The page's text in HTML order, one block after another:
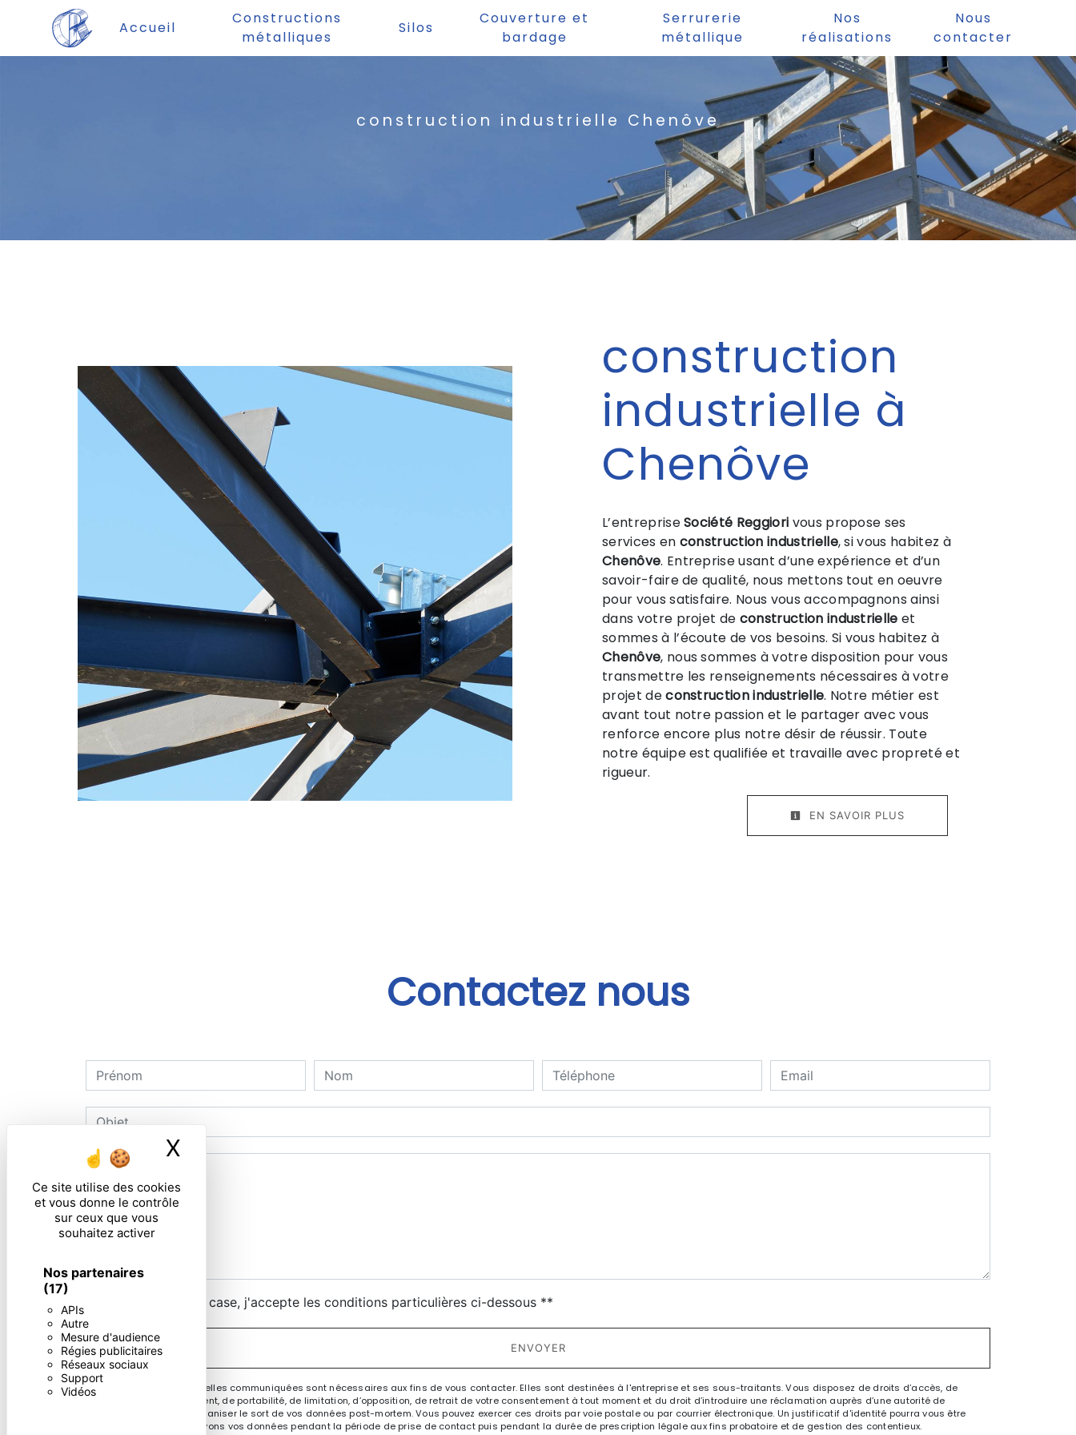
Panneau de gestion des cookies
Ce site utilise des cookies
et vous donne le contrôle
sur ceux que vous
souhaitez activer
Nos partenaires
(17)
APIs
Autre
Mesure d'audience
Régies publicitaires
Réseaux sociaux
Support
Vidéos
X Masquer le bandeau des cookies
Accueil
Constructions
métalliques
Silos
Couverture et
bardage
Serrurerie
métallique
Nos
réalisations
Nous
contacter
construction industrielle Chenôve
construction
industrielle à
Chenôve
L’entrepriseSociété Reggiori vous propose ses
services en construction industrielle, si vous habitez à
Chenôve. Entreprise usant d’une expérience et d’un
savoir-faire de qualité, nous mettons tout en oeuvre
pour vous satisfaire. Nous vous accompagnons ainsi
dans votre projet de construction industrielle et
sommes à l’écoute de vos besoins. Si vous habitez à
Chenôve, nous sommes à votre disposition pour vous
transmettre les renseignements nécessaires à votre
projet deconstruction industrielle. Notre métier est
avant tout notre passion et le partager avec vous
renforce encore plus notre désir de réussir. Toute
notre équipe est qualifiée et travaille avec propreté et
rigueur.
EN SAVOIR PLUS
Contactez nous
En cochant cette case, j'accepte les conditions particulières ci-dessous **
ENVOYER
** Les données personnelles communiquées sont nécessaires aux fins de vous contacter. Elles sont destinées à l'entreprise et ses sous-traitants. Vous disposez de droits d’accès, de
rectification, d’effacement, de portabilité, de limitation, d’opposition, de retrait de votre consentement à tout moment et du droit d’introduire une réclamation auprès d’une autorité de
contrôle, ainsi que d’organiser le sort de vos données post-mortem. Vous pouvez exercer ces droits par voie postale ou par courrier électronique. Un justificatif d'identité pourra vous être
demandé. Nous conservons vos données pendant la période de prise de contact puis pendant la durée de prescription légale aux fins probatoire et de gestion des contentieux.